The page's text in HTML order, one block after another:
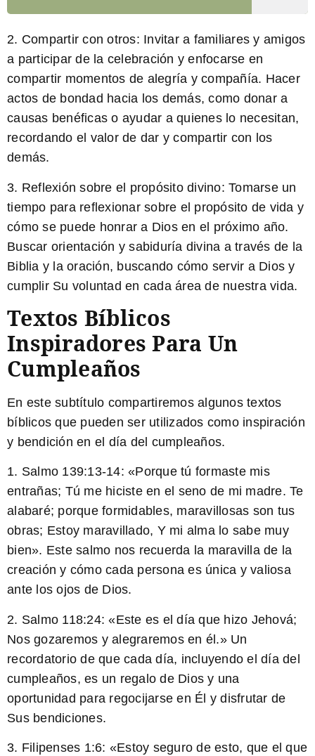
2. Compartir con otros: Invitar a familiares y amigos
a participar de la celebración y enfocarse en
compartir momentos de alegría y compañía. Hacer
actos de bondad hacia los demás, como donar a
causas benéficas o ayudar a quienes lo necesitan,
recordando el valor de dar y compartir con los
demás.
3. Reflexión sobre el propósito divino: Tomarse un
tiempo para reflexionar sobre el propósito de vida y
cómo se puede honrar a Dios en el próximo año.
Buscar orientación y sabiduría divina a través de la
Biblia y la oración, buscando cómo servir a Dios y
cumplir Su voluntad en cada área de nuestra vida.
Textos Bíblicos
Inspiradores Para Un
Cumpleaños
En este subtítulo compartiremos algunos textos
bíblicos que pueden ser utilizados como inspiración
y bendición en el día del cumpleaños.
1. Salmo 139:13-14: «Porque tú formaste mis
entrañas; Tú me hiciste en el seno de mi madre. Te
alabaré; porque formidables, maravillosas son tus
obras; Estoy maravillado, Y mi alma lo sabe muy
bien». Este salmo nos recuerda la maravilla de la
creación y cómo cada persona es única y valiosa
ante los ojos de Dios.
2. Salmo 118:24: «Este es el día que hizo Jehová;
Nos gozaremos y alegraremos en él.» Un
recordatorio de que cada día, incluyendo el día del
cumpleaños, es un regalo de Dios y una
oportunidad para regocijarse en Él y disfrutar de
Sus bendiciones.
3. Filipenses 1:6: «Estoy seguro de esto, que el que